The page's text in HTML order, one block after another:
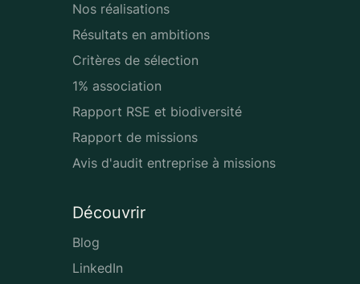
Nos réalisations
Résultats en ambitions
Critères de sélection
1% association
Rapport RSE et biodiversité
Rapport de missions
Avis d'audit entreprise à missions
Découvrir
Blog
LinkedIn